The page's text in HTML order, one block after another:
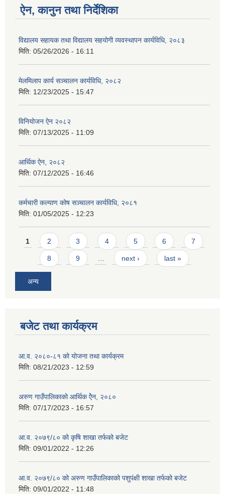
ऐन, कानुन तथा निर्देशिका
विद्यालय सहायक तथा विद्यालय सहयोगी व्यवस्थापन कार्यविधि, २०८३
मिति: 05/26/2026 - 16:11
मेलमिलाप कार्य सञ्चालन कार्यविधि, २०८२
मिति: 12/23/2025 - 15:47
विनियोजन ऐन २०८२
मिति: 07/13/2025 - 11:09
आर्थिक ऐन, २०८२
मिति: 07/12/2025 - 16:46
कर्मचारी कल्याण कोष सञ्चालन कार्यविधि, २०८१
मिति: 01/05/2025 - 12:23
Pages
1 2 3 4 5 6 7
8 9 next › last »
अन्य
बजेट तथा कार्यक्रम
आ.व. २०८०-८१ को योजना तथा कार्यक्रम
मिति: 08/21/2023 - 12:59
अरुण गाउँपालिकाको आर्थिक ऐेन, २०८०
मिति: 07/17/2023 - 16:57
आ.व. २०७९/८० को कृषि शाखा तर्फको बजेट
मिति: 09/01/2022 - 12:26
आ.व. २०७९/८० को अरुण गाउँपालिकाको पशुपंक्षी शाखा तर्फको बजेट
मिति: 09/01/2022 - 11:48